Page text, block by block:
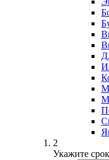
2
Укажите